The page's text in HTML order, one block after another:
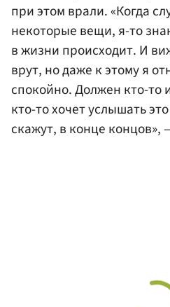
при этом врали. «Когда
некоторые вещи, я-то
в жизни происходит. И
врут, но даже к этому я
спокойно. Должен кто-то
кто-то хочет услышать
скажут, в конце